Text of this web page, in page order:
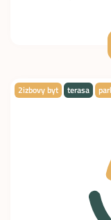
2izbovy byt terasa